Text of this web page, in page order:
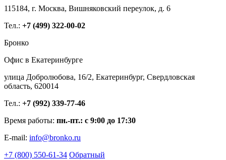
115184, г. Москва, Вишняковский переулок, д. 6
Тел.: +7 (499) 322-00-02
Бронко
Офис в Екатеринбурге
улица Добролюбова, 16/2, Екатеринбург, Свердловская
область, 620014
Тел.: +7 (992) 339-77-46
Время работы: пн.-пт.: с 9:00 до 17:30
E-mail: info@bronko.ru
+7 (800) 550-61-34 Обратный